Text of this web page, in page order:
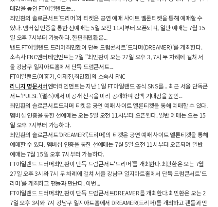
대감을 높인 FT아일랜드는...
최민환의 솔로콘서트‘드리머’의 티켓은 공연 예매 사이트 멜론티켓을 통해 예매할 수
있다. 멤버십 인증을 통한 선예매는 5일 오전 11시부터 오픈되며, 일반 예매는 7월 15
일 오후 7시부터 가능하다. 한편최민환은...
밴드 FT아일랜드 드러머최민환이 단독 드럼콘서트‘드리머(DREAMER)’를 개최한다.
소속사 FNC엔터테인먼트는 2일 "최민환이 오는 27일 오후 3, 7시 두 차례에 걸쳐 서
울 강남구 일지아트홀에서 단독 드럼콘서트...
FT아일랜드(이홍기, 이재진,최민환)의 소속사 FNC
리니지 명문서버엔터테인먼트는 지난 1일 FT아일랜드 공식 SNS를... 최근 서울 단독콘
서트‘PULSE’(펄스)에서 미공개 신곡을 미리 공개하며 컴백 기대감을 높인...
최민환의 솔로콘서트드리머 티켓은 공연 예매 사이트 멜론티켓을 통해 예매할 수 있다.
멤버십 인증을 통한 선예매는 오는 5일 오전 11시부터 오픈된다. 일반 예매는 오는 15
일 오후 7시부터 가능하다.
최민환의 솔로콘서트‘DREAMER’(드리머)의 티켓은 공연 예매 사이트 멜론티켓을 통해
예매할 수 있다. 멤버십 인증을 통한 선예매는 7월 5일 오전 11시부터 오픈되며 일반
예매는 7월 15일 오후 7시부터 가능하다.
FT아일랜드 드러머최민환이 단독 드럼콘서트‘드리머’를 개최한다.최민환은 오는 7월
27일 오후 3시와 7시 두 차례에 걸쳐 서울 강남구 일지아트홀에서 단독 드럼콘서트‘드
리머’를 개최하고 팬들과 만난다. 이번...
FT아일랜드 드러머최민환이 단독 드럼콘서트DREAMER를 개최한다.최민환은 오는 2
7일 오후 3시와 7시 강남구 일지아트홀에서 DREAMER(드리머)를 개최하고 팬들과 만